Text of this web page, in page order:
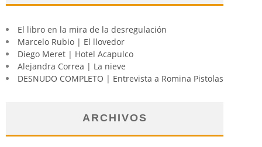
El libro en la mira de la desregulación
Marcelo Rubio | El llovedor
Diego Meret | Hotel Acapulco
Alejandra Correa | La nieve
DESNUDO COMPLETO | Entrevista a Romina Pistolas
ARCHIVOS